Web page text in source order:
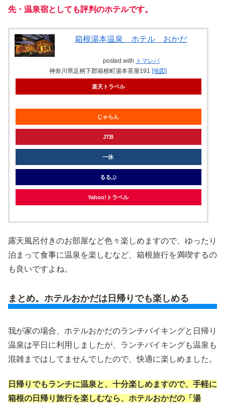
先・温泉宿としても評判のホテルです。
箱根湯本温泉 ホテル おかだ
posted with トマレバ
神奈川県足柄下郡箱根町湯本茶屋191[地図]
楽天トラベル
じゃらん
JTB
一休
るるぶ
Yahoo!トラベル
露天風呂付きのお部屋など色々楽しめますので、ゆったり
泊まって食事に温泉を楽しむなど、箱根旅行を満喫するの
も良いですよね。
まとめ。ホテルおかだは日帰りでも楽しめる
我が家の場合、ホテルおかだのランチバイキングと日帰り
温泉は平日に利用しましたが、ランチバイキングも温泉も
混雑まではしてませんでしたので、快適に楽しめました。
日帰りでもランチに温泉と、十分楽しめますので、手軽に
箱根の日帰り旅行を楽しむなら、ホテルおかだの「湯